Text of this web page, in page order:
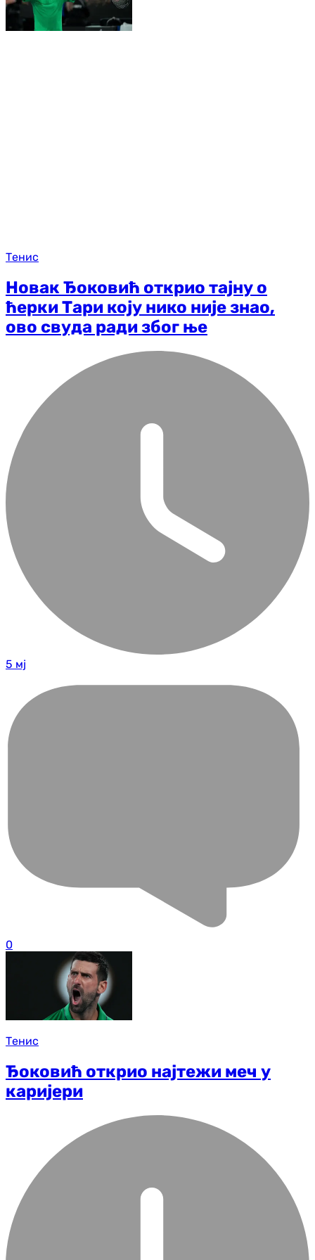
Тенис
Новак Ђоковић открио тајну о
ћерки Тари коју нико није знао,
ово свуда ради због ње
5 мј
0
Тенис
Ђоковић открио најтежи меч у
каријери